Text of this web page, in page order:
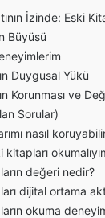
İzinde: Eski
Büyüsü
Duygusal Yükü
Korunması ve
Sorular)
nasıl
değeri nedir?
dijital ortama
okuma deneyimim